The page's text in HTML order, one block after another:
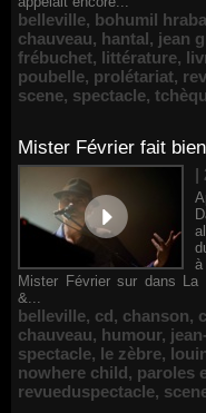
belleville, bohumil
chauveau, hantal, jean
frébuchet, littérature,
poubelle, prolétariat,
scene, spectacle,
Mister Février fait
|
à
Mister Février sur dans La
&...
belleville, cd, chanson,
chauveau, humour,
spectacle, le zèbre,
nowhere child, paroles
revueduspectacle,